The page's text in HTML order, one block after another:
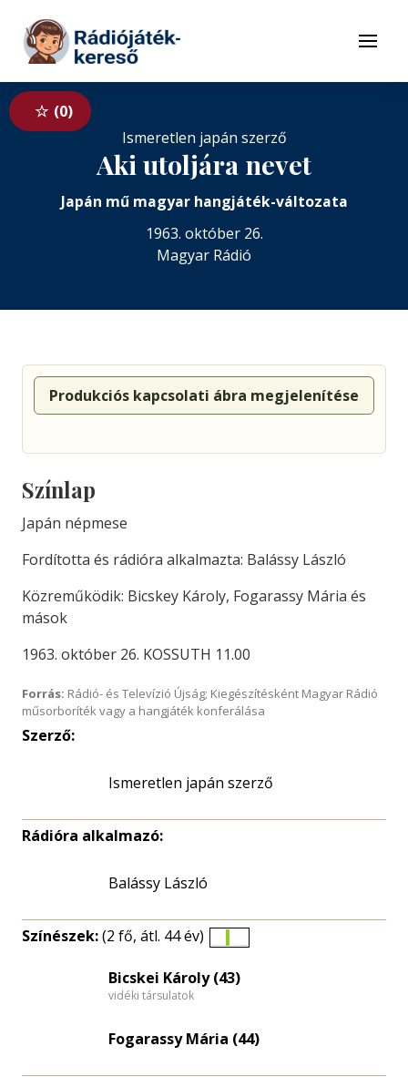
Tovább a tartalomhoz
Menü
0
Ismeretlen japán szerző
Aki utoljára nevet
Japán mű magyar hangjáték-változata
1963. október 26.
Magyar Rádió
Produkciós kapcsolati ábra megjelenítése
Színlap
Japán népmese
Fordította és rádióra alkalmazta: Balássy László
Közreműködik: Bicskey Károly, Fogarassy Mária és
mások
1963. október 26. KOSSUTH 11.00
Forrás: Rádió- és Televízió Újság; Kiegészítésként Magyar Rádió
műsorboríték vagy a hangjáték konferálása
Szerző:
Ismeretlen japán szerző
Rádióra alkalmazó:
Balássy László
Színészek:(2 fő, átl. 44 év)
eloszlás
Bicskei Károly (43)
vidéki társulatok
Fogarassy Mária (44)